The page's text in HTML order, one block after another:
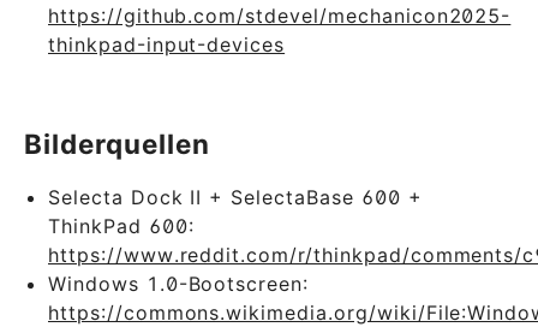
https://github.com/stdevel/mechanicon2025-
thinkpad-input-devices
Bilderquellen
Selecta Dock II + SelectaBase 600 +
ThinkPad 600:
https://www.reddit.com/r/thinkpad/comments/
Windows 1.0-Bootscreen:
https://commons.wikimedia.org/wiki/